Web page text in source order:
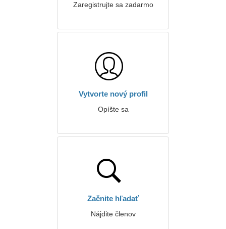
Zaregistrujte sa zadarmo
Vytvorte nový profil
Opíšte sa
Začnite hľadať
Nájdite členov